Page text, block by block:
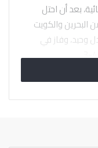
بعد أن احتل
والكويت
وتعادل وحيد، وفاز في
بعد أن تصدر
وجزر القمر،
ثم فاز على منتخب البحرين